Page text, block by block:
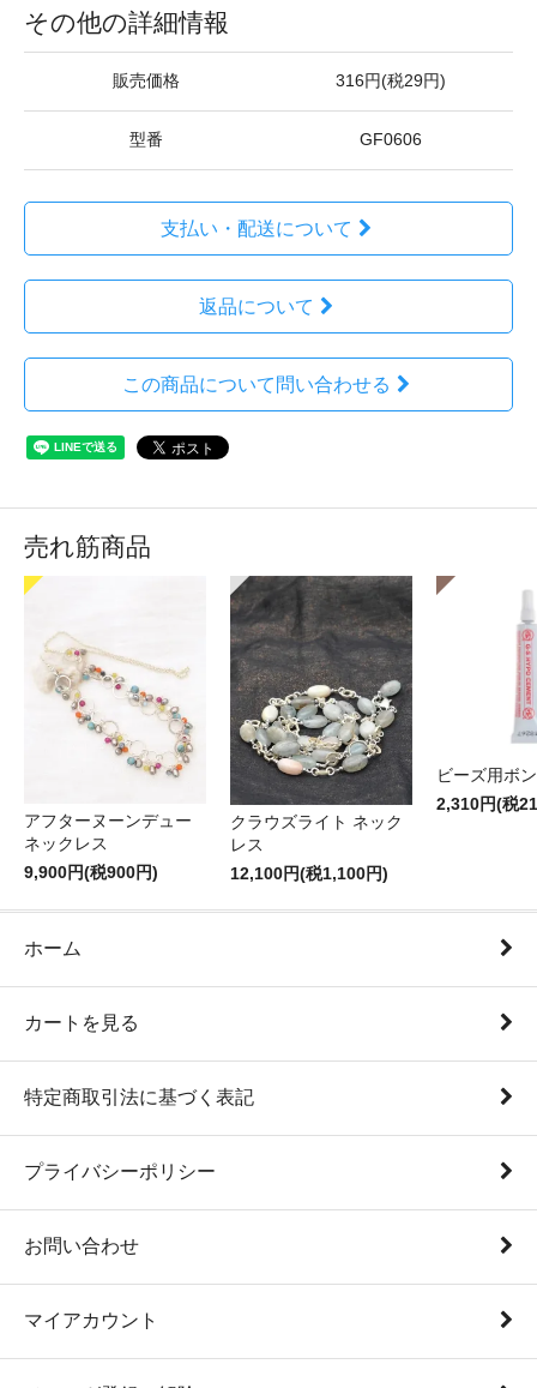
その他の詳細情報
販売価格 316円(税29円)
型番 GF0606
支払い・配送について
返品について
この商品について問い合わせる
売れ筋商品
アフターヌーンデュー
ネックレス
9,900円(税900円)
クラウズライト ネック
レス
12,100円(税1,100円)
ビーズ用ボ
2,310円(税
ホーム
カートを見る
特定商取引法に基づく表記
プライバシーポリシー
お問い合わせ
マイアカウント